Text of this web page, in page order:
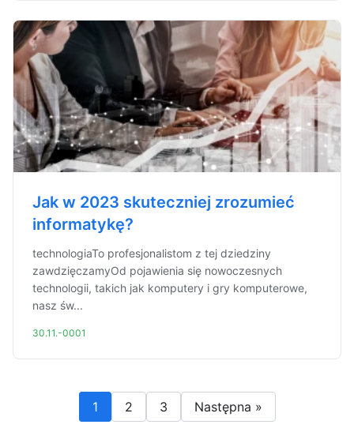
Jak w 2023 skuteczniej zrozumieć
informatykę?
technologiaTo profesjonalistom z tej dziedziny
zawdzięczamyOd pojawienia się nowoczesnych
technologii, takich jak komputery i gry komputerowe,
nasz św...
30.11.-0001
1 2 3 Następna »